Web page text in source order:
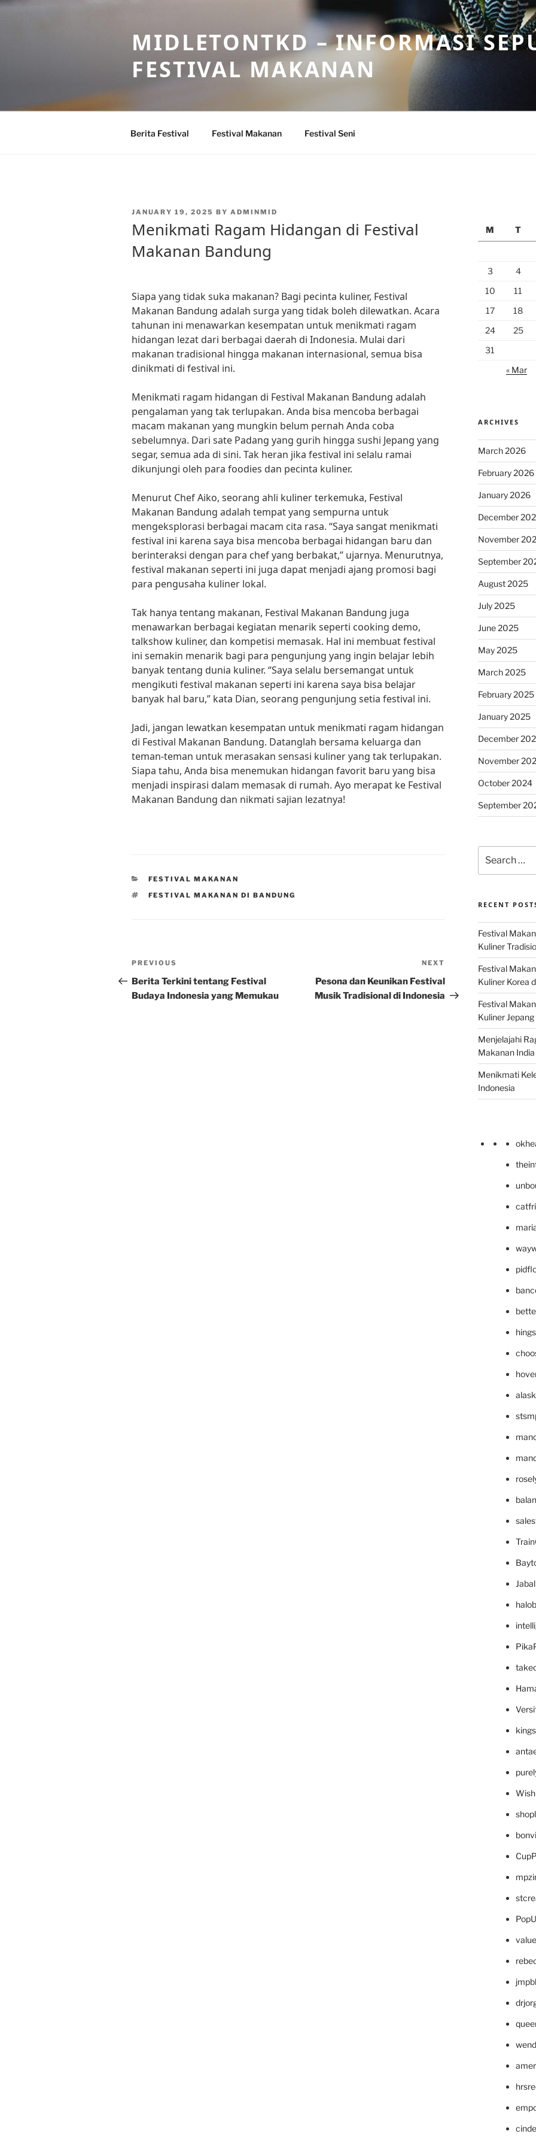
Skip
MIDLETONTKD – INFORMASI
FESTIVAL MAKANAN
Berita Festival Festival Makanan Festival Seni
POSTED
JANUARY 19, 2025 BY ADMINMID
Menikmati Ragam Hidangan di Festival
Makanan Bandung
Siapa yang tidak suka makanan? Bagi pecinta kuliner, Festival
Makanan Bandung adalah surga yang tidak boleh dilewatkan. Acara
tahunan ini menawarkan kesempatan untuk menikmati ragam
hidangan lezat dari berbagai daerah di Indonesia. Mulai dari
makanan tradisional hingga makanan internasional, semua bisa
dinikmati di festival ini.
Menikmati ragam hidangan di Festival Makanan Bandung adalah
pengalaman yang tak terlupakan. Anda bisa mencoba berbagai
macam makanan yang mungkin belum pernah Anda coba
sebelumnya. Dari sate Padang yang gurih hingga sushi Jepang yang
segar, semua ada di sini. Tak heran jika festival ini selalu ramai
dikunjungi oleh para foodies dan pecinta kuliner.
Menurut Chef Aiko, seorang ahli kuliner terkemuka, Festival
Makanan Bandung adalah tempat yang sempurna untuk
mengeksplorasi berbagai macam cita rasa. “Saya sangat menikmati
festival ini karena saya bisa mencoba berbagai hidangan baru dan
berinteraksi dengan para chef yang berbakat,” ujarnya. Menurutnya,
festival makanan seperti ini juga dapat menjadi ajang promosi bagi
para pengusaha kuliner lokal.
Tak hanya tentang makanan, Festival Makanan Bandung juga
menawarkan berbagai kegiatan menarik seperti cooking demo,
talkshow kuliner, dan kompetisi memasak. Hal ini membuat festival
ini semakin menarik bagi para pengunjung yang ingin belajar lebih
banyak tentang dunia kuliner. “Saya selalu bersemangat untuk
mengikuti festival makanan seperti ini karena saya bisa belajar
banyak hal baru,” kata Dian, seorang pengunjung setia festival ini.
Jadi, jangan lewatkan kesempatan untuk menikmati ragam hidangan
di Festival Makanan Bandung. Datanglah bersama keluarga dan
teman-teman untuk merasakan sensasi kuliner yang tak terlupakan.
Siapa tahu, Anda bisa menemukan hidangan favorit baru yang bisa
menjadi inspirasi dalam memasak di rumah. Ayo merapat ke Festival
Makanan Bandung dan nikmati sajian lezatnya!
CATEGORIES
FESTIVAL MAKANAN
TAGS
FESTIVAL MAKANAN DI BANDUNG
Post
navigation
Previous
Post
PREVIOUS
Berita Terkini tentang Festival
Budaya Indonesia yang Memukau
Post
NEXT
Pesona dan Keunikan Festival
Musik Tradisional di Indonesia
M
T
3
4
10
11
17
18
24
25
31
« Mar
ARCHIVES
March 2026
February 2026
January 2026
December
November
September
August 2025
July 2025
June 2025
May 2025
March 2025
February 2025
January 2025
December
November
October 2024
September
for:
RECENT
Festival
Kuliner
Festival
Kuliner Korea
Festival
Kuliner
Menjelajahi
Makanan
Menikmati
Indonesia